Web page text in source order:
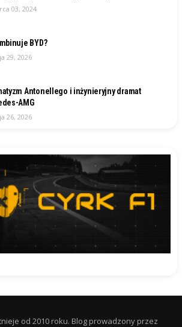
03, 2024
BYD?
29, 2026
Antonellego i inżynieryjny dramat
AMG
26, 2026
od 2010 roku. Blog prowadzony przez